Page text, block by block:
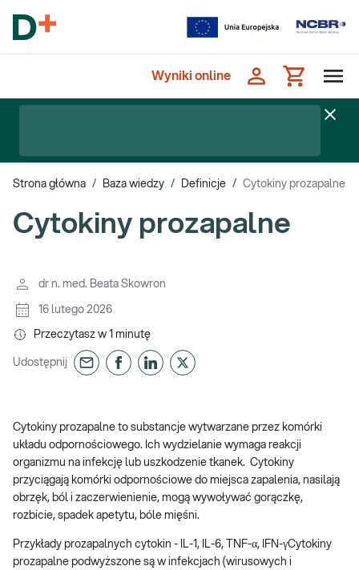
Wyniki online
Strona główna / Baza wiedzy / Definicje / Cytokiny prozapalne
Cytokiny prozapalne
dr n. med. Beata Skowron
16 lutego 2026
Przeczytasz w 1 minutę
Udostępnij
Cytokiny prozapalne to substancje wytwarzane przez komórki
układu odpornościowego. Ich wydzielanie wymaga reakcji
organizmu na infekcję lub uszkodzenie tkanek. Cytokiny
przyciągają komórki odpornościowe do miejsca zapalenia, nasilają
obrzęk, ból i zaczerwienienie, mogą wywoływać gorączkę,
rozbicie, spadek apetytu, bóle mięśni.
Przykłady prozapalnych cytokin - IL-1, IL-6, TNF-α, IFN-γCytokiny
prozapalne podwyższone są w infekcjach (wirusowych i